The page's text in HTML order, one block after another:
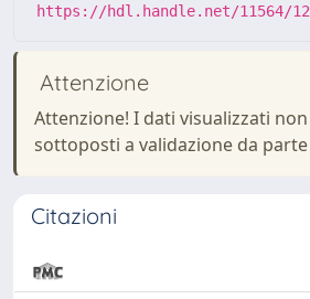
https://hdl.handle.net/11564/
Attenzione
Attenzione! I dati visualizzati
sottoposti a validazione da
Citazioni